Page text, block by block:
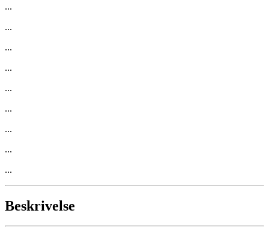
...
...
...
...
...
...
...
...
...
Beskrivelse